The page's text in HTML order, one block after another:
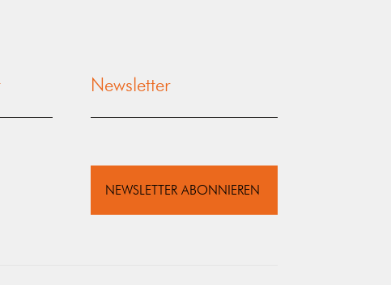
Newsletter
NEWSLETTER ABONNIEREN